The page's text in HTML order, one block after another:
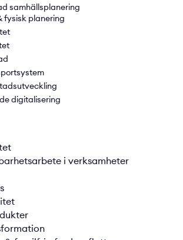
samhällsplanering
fysisk planering
digitalisering
i verksamheter